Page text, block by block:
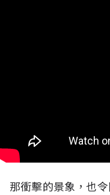
那衝擊的景象，也